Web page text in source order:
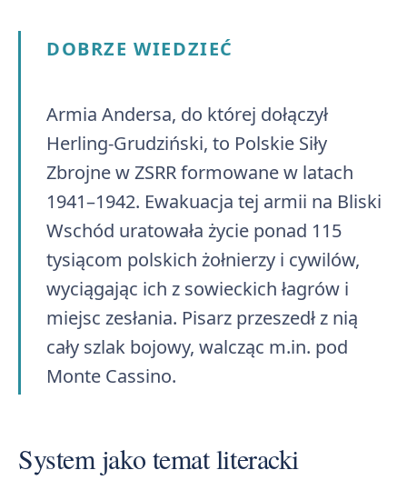
DOBRZE WIEDZIEĆ
Armia Andersa, do której dołączył
Herling-Grudziński, to Polskie Siły
Zbrojne w ZSRR formowane w latach
1941–1942. Ewakuacja tej armii na Bliski
Wschód uratowała życie ponad 115
tysiącom polskich żołnierzy i cywilów,
wyciągając ich z sowieckich łagrów i
miejsc zesłania. Pisarz przeszedł z nią
cały szlak bojowy, walcząc m.in. pod
Monte Cassino.
System jako temat literacki